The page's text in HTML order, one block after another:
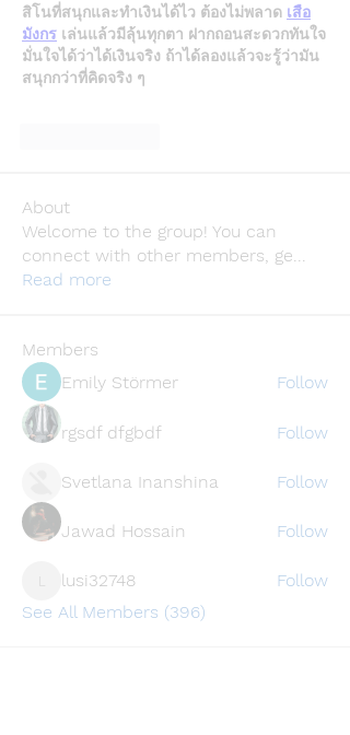
สิโนที่สนุกและทำเงินได้ไว ต้องไม่พลาด เสือ
มังกร เล่นแล้วมีลุ้นทุกตา ฝากถอนสะดวกทันใจ
มั่นใจได้ว่าได้เงินจริง ถ้าได้ลองแล้วจะรู้ว่ามัน
สนุกกว่าที่คิดจริง ๆ
About
Welcome to the group! You can
connect with other members, ge...
Read more
Members
Emily Störmer
Follow
rgsdf dfgbdf Follow
Svetlana Inanshina Follow
Jawad Hossain Follow
lusi32748
lusi32748
Follow
See All Members (396)